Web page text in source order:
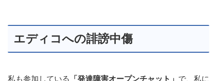
エディコへの誹謗中傷
私も参加している 「発達障害オープンチャット」 で、私に